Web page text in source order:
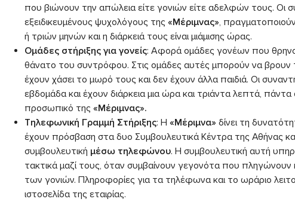
που βιώνουν την απώλεια είτε γονιών είτε αδελφών τους. Οι
εξειδικευμένους ψυχολόγους της «Μέριμνας»,
ή τριών μηνών και η διάρκειά τους είναι μιάμισης ώρας.
Ομάδες στήριξης για γονείς: Αφορά ομάδες γονέων που
θάνατο του συντρόφου. Στις ομάδες αυτές μπορούν να βρουν
έχουν χάσει το μωρό τους και δεν έχουν άλλα παιδιά. Οι
εβδομάδα και έχουν διάρκεια μια ώρα και τριάντα λεπτά,
προσωπικό της «Μέριμνας».
Τηλεφωνική Γραμμή Στήριξης: Η «Μέριμνα» δίνει τη
έχουν πρόσβαση στα δυο Συμβουλευτικά Κέντρα της Αθήνας
συμβουλευτική μέσω τηλεφώνου. Η συμβουλευτική αυτή
τακτικά μαζί τους, όταν συμβαίνουν γεγονότα που
των γονιών. Πληροφορίες για τα τηλέφωνα και το ωράριο
ιστοσελίδα της εταιρίας.